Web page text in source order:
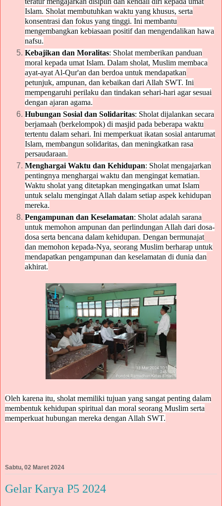
Islam. Sholat membutuhkan waktu yang khusus, serta
konsentrasi dan fokus yang tinggi. Ini membantu
mengembangkan kebiasaan positif dan mengendalikan hawa
nafsu.
Kebajikan dan Moralitas: Sholat memberikan panduan
moral kepada umat Islam. Dalam sholat, Muslim membaca
ayat-ayat Al-Qur'an dan berdoa untuk mendapatkan
petunjuk, ampunan, dan kebaikan dari Allah SWT. Ini
mempengaruhi perilaku dan tindakan sehari-hari agar sesuai
dengan ajaran agama.
Hubungan Sosial dan Solidaritas: Sholat dijalankan secara
berjamaah (berkelompok) di masjid pada beberapa waktu
tertentu dalam sehari. Ini memperkuat ikatan sosial antarumat
Islam, membangun solidaritas, dan meningkatkan rasa
persaudaraan.
Menghargai Waktu dan Kehidupan: Sholat mengajarkan
pentingnya menghargai waktu dan mengingat kematian.
Waktu sholat yang ditetapkan mengingatkan umat Islam
untuk selalu mengingat Allah dalam setiap aspek kehidupan
mereka.
Pengampunan dan Keselamatan: Sholat adalah sarana
untuk memohon ampunan dan perlindungan Allah dari dosa-
dosa serta bencana dalam kehidupan. Dengan bermunajat
dan memohon kepada-Nya, seorang Muslim berharap untuk
mendapatkan pengampunan dan keselamatan di dunia dan
akhirat.
Oleh karena itu, sholat memiliki tujuan yang sangat penting dalam
membentuk kehidupan spiritual dan moral seorang Muslim serta
memperkuat hubungan mereka dengan Allah SWT.
Sabtu, 02 Maret 2024
Gelar Karya P5 2024